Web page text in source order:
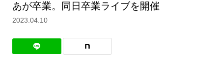
あが卒業。同日卒業ライブを開催
2023.04.10